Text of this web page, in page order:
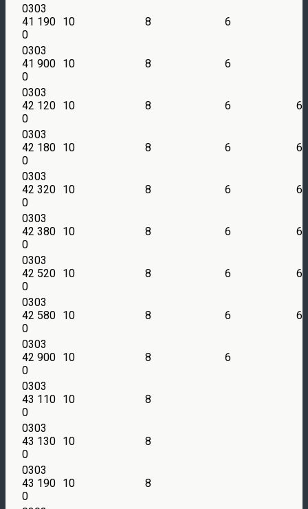
0303
41 190
0
10 8 6
0303
41 900
0
10 8 6
0303
42 120
0
10 8 6 6
0303
42 180
0
10 8 6 6
0303
42 320
0
10 8 6 6
0303
42 380
0
10 8 6 6
0303
42 520
0
10 8 6 6
0303
42 580
0
10 8 6 6
0303
42 900
0
10 8 6
0303
43 110
0
10 8
0303
43 130
0
10 8
0303
43 190
0
10 8